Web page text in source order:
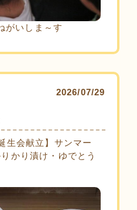
がいしま～す
2026/07/29
生会献立】サンマー
かり漬け・ゆでとう